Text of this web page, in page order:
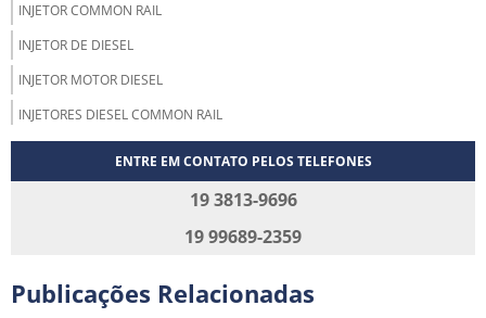
INJETOR COMMON RAIL
INJETOR DE DIESEL
INJETOR MOTOR DIESEL
INJETORES DIESEL COMMON RAIL
MANUTENÇÃO DE BICO INJETOR
MANUTENÇÃO E REPAROS INJETORES
ENTRE EM CONTATO PELOS TELEFONES
19 3813-9696
19 99689-2359
Publicações Relacionadas